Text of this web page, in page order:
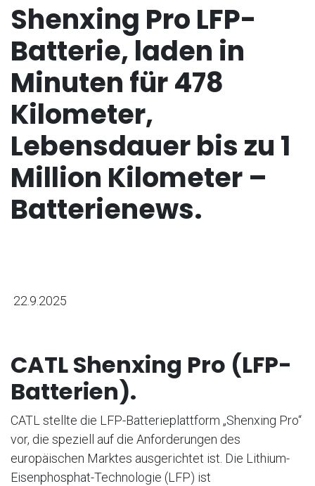
Shenxing Pro LFP-
Batterie, laden in
Minuten für 478
Kilometer,
Lebensdauer bis zu 1
Million Kilometer –
Batterienews.
22.9.2025
CATL Shenxing Pro (LFP-
Batterien).
CATL stellte die LFP-Batterieplattform „Shenxing Pro“
vor, die speziell auf die Anforderungen des
europäischen Marktes ausgerichtet ist. Die Lithium-
Eisenphosphat-Technologie (LFP) ist